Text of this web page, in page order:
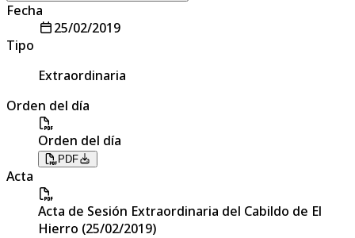
Fecha
25/02/2019
Tipo
Extraordinaria
Orden del día
Orden del día
PDF
Acta
Acta de Sesión Extraordinaria del Cabildo de El
Hierro (25/02/2019)